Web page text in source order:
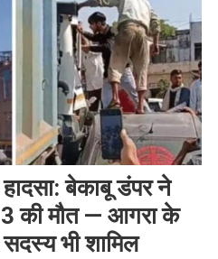
बेकाबू डंपर ने
की मौत — आगरा के
सदस्य भी शामिल